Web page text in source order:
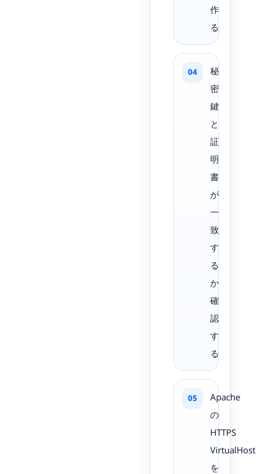
作
る
秘
密
鍵
と
証
明
書
が
一
致
す
る
か
確
認
す
る
Apache
の
HTTPS
VirtualHost
を